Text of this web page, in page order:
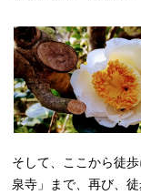
そして、ここから徒
泉寺」まで、再び、